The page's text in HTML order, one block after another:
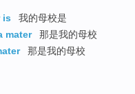
is
我的母校是
mater
那是我的母校
那是我的母校